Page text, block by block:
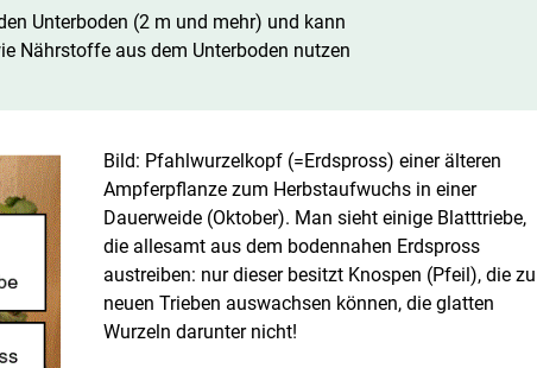
Unterboden (2 m und mehr) und kann
Nährstoffe aus dem Unterboden nutzen
Bild: Pfahlwurzelkopf (=Erdspross) einer älteren
Ampferpflanze zum Herbstaufwuchs in einer
Dauerweide (Oktober). Man sieht einige Blatttriebe,
die allesamt aus dem bodennahen Erdspross
austreiben: nur dieser besitzt Knospen (Pfeil), die zu
neuen Trieben auswachsen können, die glatten
Wurzeln darunter nicht!